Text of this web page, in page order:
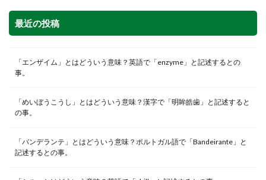
最近の投稿
「エンザイム」とはどういう意味？英語で「enzyme」と記述するとの
事。
「めいぼうこうし」とはどういう意味？漢字で「明眸皓歯」と記述すると
の事。
「バンデランテ」とはどういう意味？ポルトガル語で「Bandeirante」と
記述するとの事。